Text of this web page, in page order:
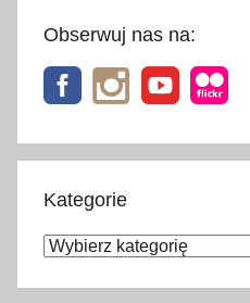
Obserwuj nas na:
Kategorie
Kategorie